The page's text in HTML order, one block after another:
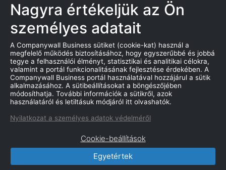
2019. 08. 06.
Tevékenység kódja
702002 - Általános üzletviteli
tanácsadás;
Leaflet|© OpenStreetMap contributors
KAPCSOLATOK
CompanyWall Business © 2026
Felhasználási feltétek | Adatvédelmi szabályzat
Nagyra értékeljük az Ön
személyes adatait
A Companywall Business sütiket (cookie-kat) használ a
megfelelő működés biztosításához, hogy egyszerűbbé és jobbá
tegye a felhasználói élményt, statisztikai és analitikai célokra,
valamint a portál funkcionalitásának fejlesztése érdekében. A
Companywall Business portál használatával hozzájárul a sütik
alkalmazásához. A sütibeállításokat a böngészőjében
módosíthatja. További információk a sütikről, azok
használatáról és letiltásuk módjáról itt olvashatók.
Nyilatkozat a személyes adatok védelméről
Cookie-beállítások
Egyetértek